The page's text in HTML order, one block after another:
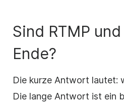
Sind RTMP
Ende?
Die kurze Antwort lautet:
Die lange Antwort ist ein